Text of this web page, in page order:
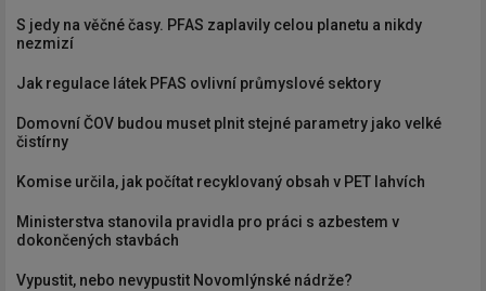
S jedy na věčné časy. PFAS zaplavily celou planetu a nikdy
nezmizí
Jak regulace látek PFAS ovlivní průmyslové sektory
Domovní ČOV budou muset plnit stejné parametry jako velké
čistírny
Komise určila, jak počítat recyklovaný obsah v PET lahvích
Ministerstva stanovila pravidla pro práci s azbestem v
dokončených stavbách
Vypustit, nebo nevypustit Novomlýnské nádrže?